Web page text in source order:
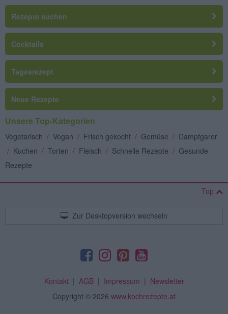
Rezepte suchen
Cocktails
Tagesrezept
Neue Rezepte
Unsere Top-Kategorien
Vegetarisch / Vegan / Frisch gekocht / Gemüse / Dampfgarer
/ Kuchen / Torten / Fleisch / Schnelle Rezepte / Gesunde
Rezepte
Top
Zur Desktopversion wechseln
Kontakt| AGB| Impressum | Newsletter
Copyright © 2026 www.kochrezepte.at